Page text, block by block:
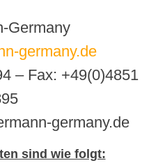
Germany
germany.de
– Fax: +49(0)4851
germany.de
sind wie folgt: